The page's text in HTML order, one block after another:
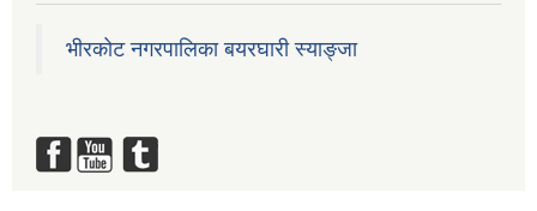
भीरकोट नगरपालिका बयरघारी स्याङ्जा